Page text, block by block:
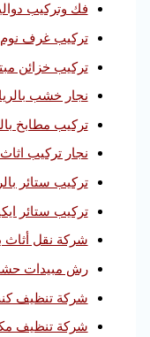
فك وتركيب
تركيب غرف نوم
تركيب خزائن
نجار خشب
تركيب مطابخ
نجار تركيب اثاث
تركيب ستائر
تركيب ستائر
شركة نقل أثاث
رش مبيدات
شركة تنظيف
شركة تنظيف